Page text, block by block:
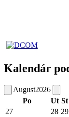
Kalendár
August2026
Po
Ut St
27
28 29